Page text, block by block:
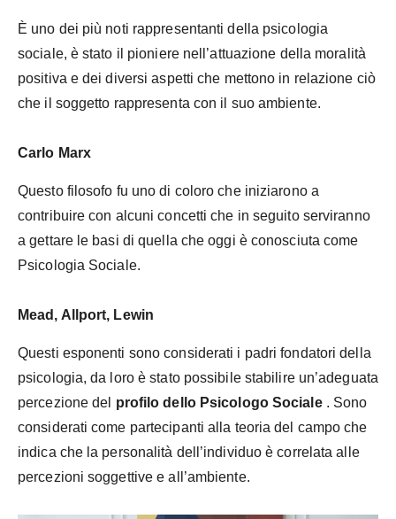
È uno dei più noti rappresentanti della psicologia
sociale, è stato il pioniere nell’attuazione della moralità
positiva e dei diversi aspetti che mettono in relazione ciò
che il soggetto rappresenta con il suo ambiente.
Carlo Marx
Questo filosofo fu uno di coloro che iniziarono a
contribuire con alcuni concetti che in seguito serviranno
a gettare le basi di quella che oggi è conosciuta come
Psicologia Sociale.
Mead, Allport, Lewin
Questi esponenti sono considerati i padri fondatori della
psicologia, da loro è stato possibile stabilire un’adeguata
percezione del profilo dello Psicologo Sociale . Sono
considerati come partecipanti alla teoria del campo che
indica che la personalità dell’individuo è correlata alle
percezioni soggettive e all’ambiente.